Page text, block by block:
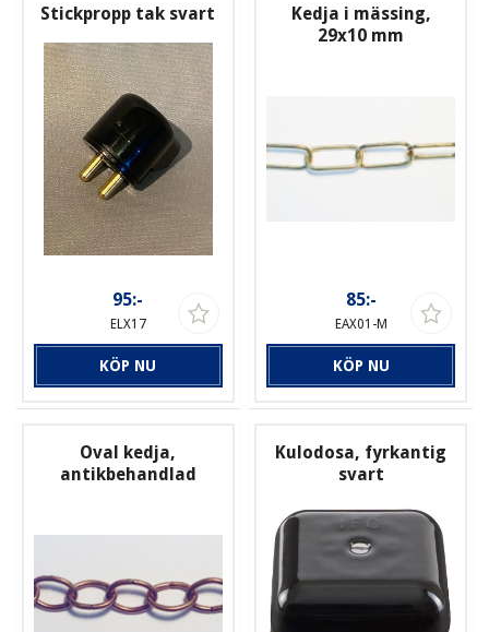
Stickpropp tak svart
95:-
ELX17
KÖP NU
Kedja i mässing,
29x10 mm
85:-
EAX01-M
KÖP NU
Oval kedja,
antikbehandlad
Kulodosa, fyrkantig
svart